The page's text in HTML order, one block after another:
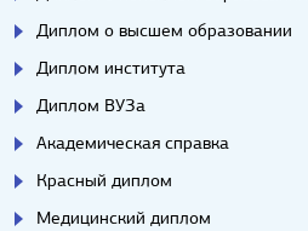
Диплом о высшем образовании
Диплом института
Диплом ВУЗа
Академическая справка
Красный диплом
Медицинский диплом